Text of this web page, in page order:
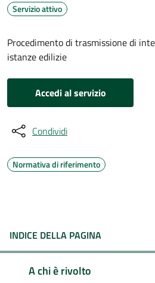
Servizio attivo
Procedimento di trasmissione di
istanze edilizie
Accedi al servizio
Condividi
Normativa di riferimento
INDICE DELLA PAGINA
A chi è rivolto